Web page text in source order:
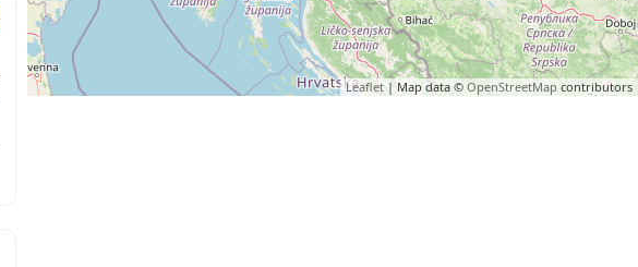
Leaflet | Map data © OpenStreetMap contributors